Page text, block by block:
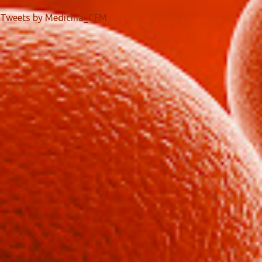
Tweets by Medicina_CFM